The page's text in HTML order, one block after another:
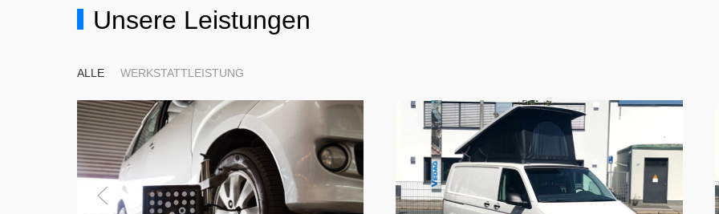
Unsere Leistungen
ALLE WERKSTATTLEISTUNG